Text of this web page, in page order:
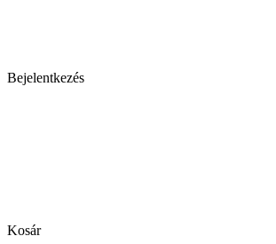
Bejelentkezés
Kosár